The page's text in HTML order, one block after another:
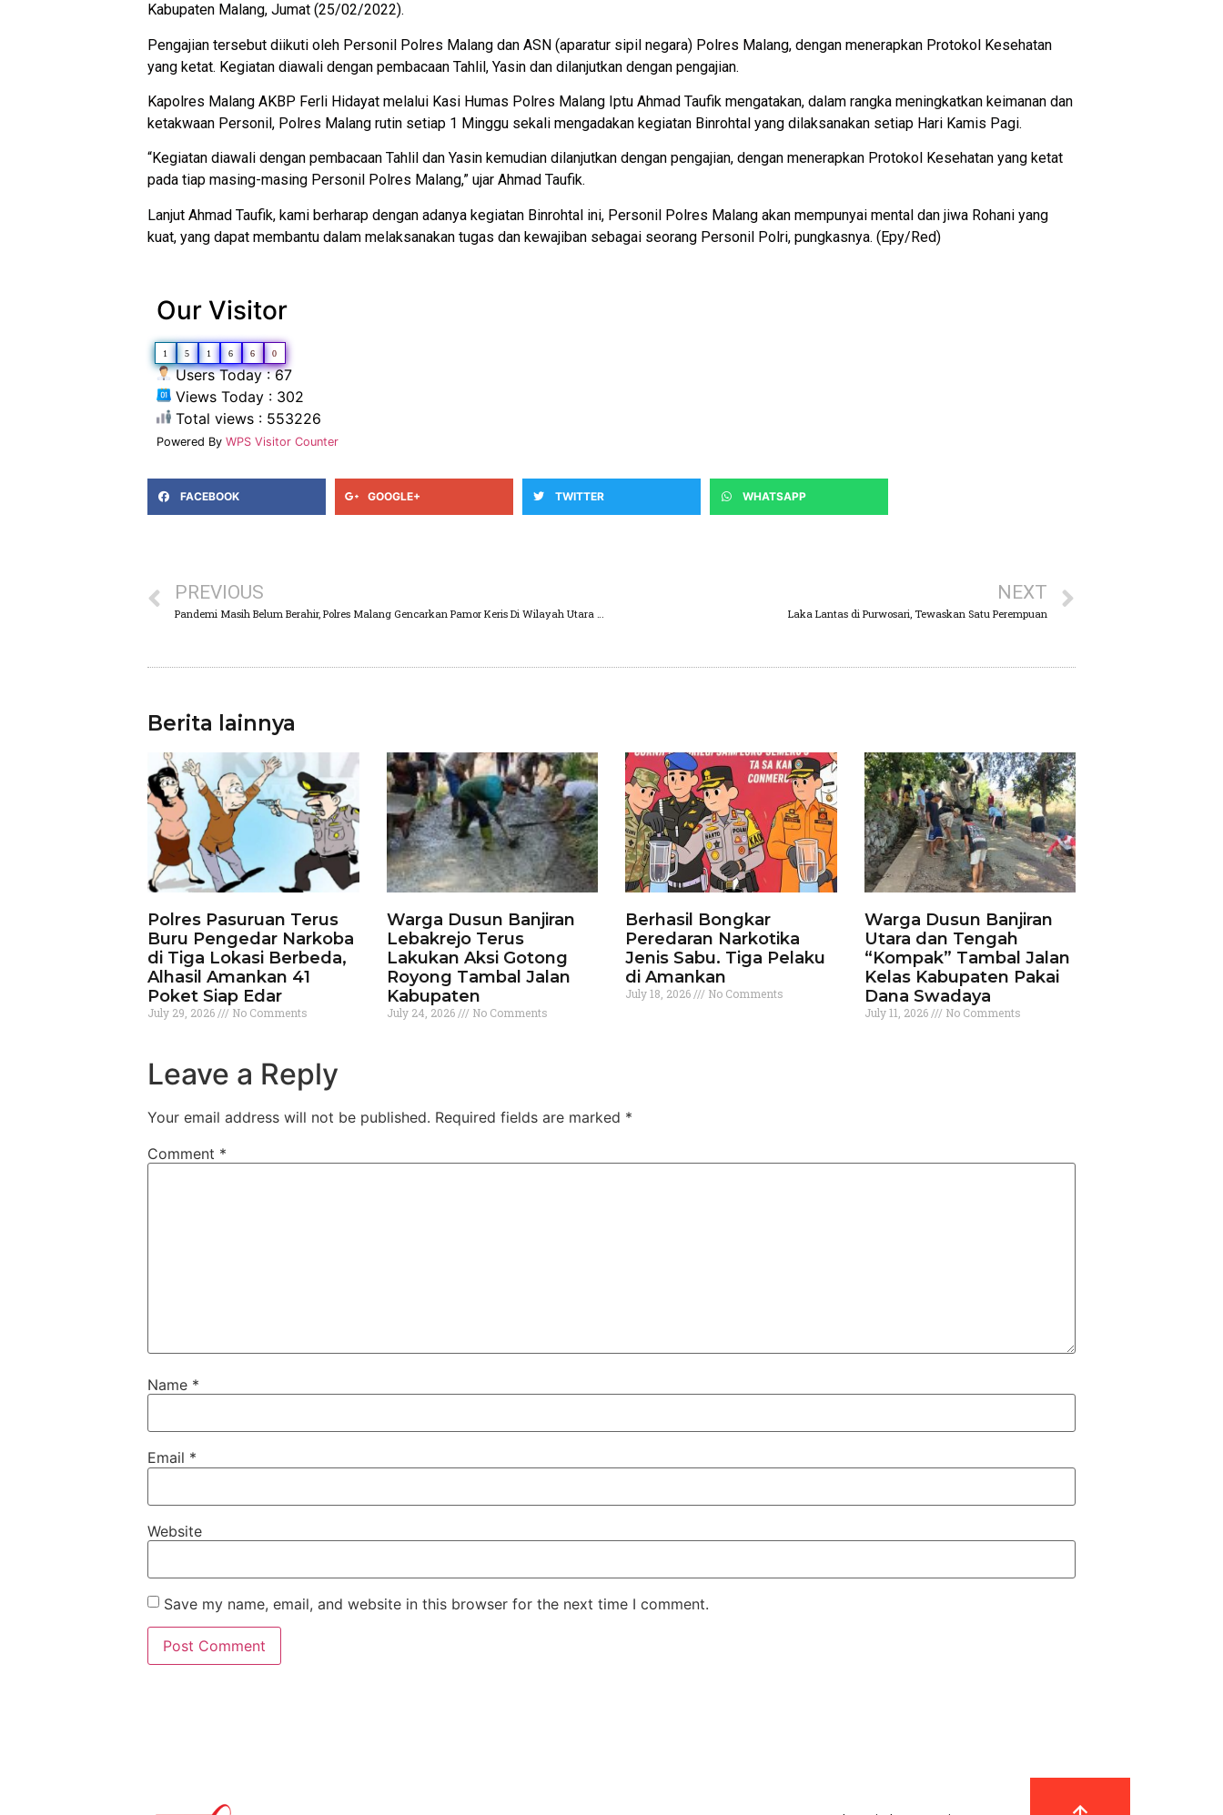
Kabupaten Malang, Jumat (25/02/2022).
Pengajian tersebut diikuti oleh Personil Polres Malang dan ASN (aparatur sipil negara) Polres Malang, dengan menerapkan Protokol Kesehatan
yang ketat. Kegiatan diawali dengan pembacaan Tahlil, Yasin dan dilanjutkan dengan pengajian.
Kapolres Malang AKBP Ferli Hidayat melalui Kasi Humas Polres Malang Iptu Ahmad Taufik mengatakan, dalam rangka meningkatkan keimanan dan
ketakwaan Personil, Polres Malang rutin setiap 1 Minggu sekali mengadakan kegiatan Binrohtal yang dilaksanakan setiap Hari Kamis Pagi.
“Kegiatan diawali dengan pembacaan Tahlil dan Yasin kemudian dilanjutkan dengan pengajian, dengan menerapkan Protokol Kesehatan yang ketat
pada tiap masing-masing Personil Polres Malang,” ujar Ahmad Taufik.
Lanjut Ahmad Taufik, kami berharap dengan adanya kegiatan Binrohtal ini, Personil Polres Malang akan mempunyai mental dan jiwa Rohani yang
kuat, yang dapat membantu dalam melaksanakan tugas dan kewajiban sebagai seorang Personil Polri, pungkasnya. (Epy/Red)
Our Visitor
1 5 1 6 6 0
Users Today : 67
Views Today : 302
Total views : 553226
Powered By WPS Visitor Counter
FACEBOOK GOOGLE+ TWITTER WHATSAPP
PREVIOUS
Pandemi Masih Belum Berahir, Polres Malang Gencarkan Pamor Keris Di Wilayah Utara Kabupaten Malang
NEXT
Laka Lantas di Purwosari, Tewaskan Satu Perempuan
Berita lainnya
Polres Pasuruan Terus
Buru Pengedar Narkoba
di Tiga Lokasi Berbeda,
Alhasil Amankan 41
Poket Siap Edar
July 29, 2026 No Comments
Warga Dusun Banjiran
Lebakrejo Terus
Lakukan Aksi Gotong
Royong Tambal Jalan
Kabupaten
July 24, 2026 No Comments
Berhasil Bongkar
Peredaran Narkotika
Jenis Sabu. Tiga Pelaku
di Amankan
July 18, 2026 No Comments
Warga Dusun Banjiran
Utara dan Tengah
“Kompak” Tambal Jalan
Kelas Kabupaten Pakai
Dana Swadaya
July 11, 2026 No Comments
Leave a Reply
Your email address will not be published. Required fields are marked *
Comment *
Name *
Email *
Website
Save my name, email, and website in this browser for the next time I comment.